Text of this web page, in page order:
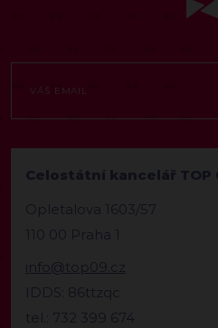
Celostátní kancelář TOP
Opletalova 1603/57
110 00 Praha 1
info@top09.cz
IDDS: 86ttzqc
tel.: 732 399 674